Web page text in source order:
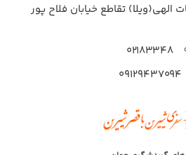
الهی(ویلا) تقاطع خیابان فلاح پور
۰۲۱۸۳۳۴۸
۰۹۱۲۹۴۳۷۰۹۴